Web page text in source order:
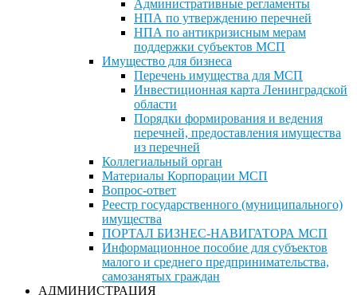
Административные регламенты
НПА по утверждению перечней
НПА по антикризисным мерам
поддержки субъектов МСП
Имущество для бизнеса
Перечень имущества для МСП
Инвестиционная карта Ленинградской
области
Порядки формирования и ведения
перечней, предоставления имущества
из перечней
Коллегиальный орган
Материалы Корпорации МСП
Вопрос-ответ
Реестр государственного (муниципального)
имущества
ПОРТАЛ БИЗНЕС-НАВИГАТОРА МСП
Информационное пособие для субъектов
малого и среднего предпринимательства,
самозанятых граждан
АДМИНИСТРАЦИЯ